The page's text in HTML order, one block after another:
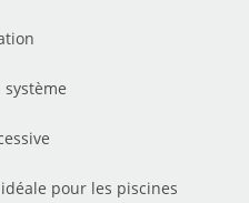
pour les piscines